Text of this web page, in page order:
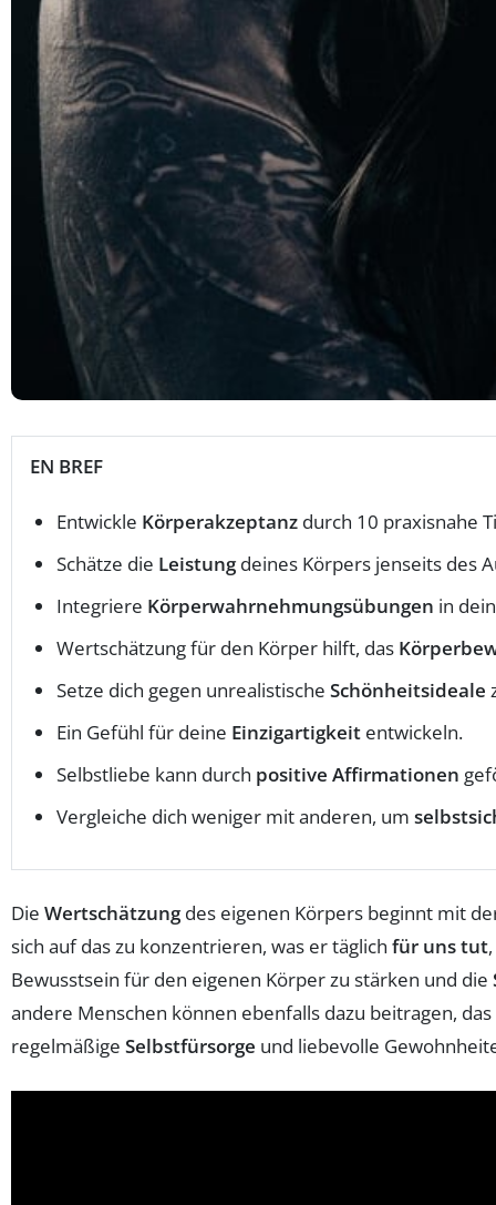
EN BREF
Entwickle Körperakzeptanz durch 10 praxisnahe
Schätze die Leistungdeines Körpers jenseits des
Integriere Körperwahrnehmungsübungen in
Wertschätzung für den Körper hilft, das
Setze dich gegen unrealistische Schönheitsideale
Ein Gefühl für deine Einzigartigkeit entwickeln.
Selbstliebe kann durch positive Affirmationen
Vergleiche dich weniger mit anderen, um
Die Wertschätzungdes eigenen Körpers beginnt mit
sich auf das zu konzentrieren, was er täglich für uns tut
Bewusstsein für den eigenen Körper zu stärken und die
andere Menschen können ebenfalls dazu beitragen,
regelmäßige Selbstfürsorge und liebevolle